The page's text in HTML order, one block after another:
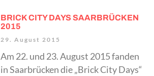
BRICK CITY DAYS SAARBRÜCKEN
2015
29. August 2015
Am 22. und 23. August 2015 fanden
in Saarbrücken die „Brick City Days“